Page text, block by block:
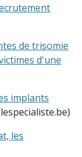
de trisomie
d'une
implants
les